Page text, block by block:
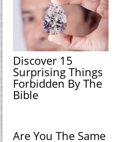
Discover 15
Surprising Things
Forbidden By The
Bible
Are You The Same